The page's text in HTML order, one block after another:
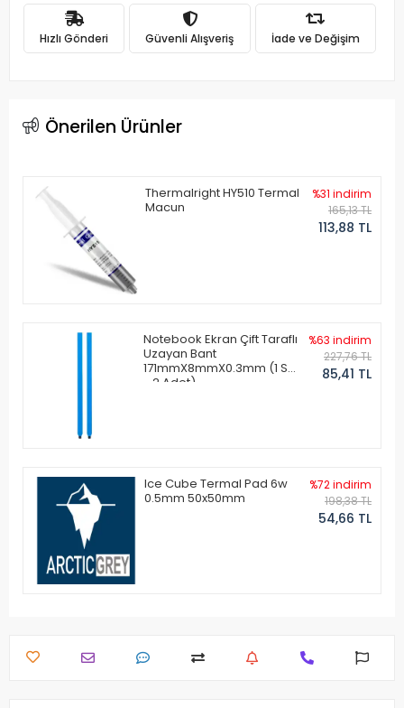
Hızlı Gönderi Güvenli Alışveriş İade ve Değişim
Önerilen Ürünler
Thermalright HY510 Termal
Macun
%31 indirim
165,13 TL
113,88 TL
Notebook Ekran Çift Taraflı
Uzayan Bant
171mmX8mmX0.3mm (1 Set
- 2 Adet)
%63 indirim
227,76 TL
85,41 TL
Ice Cube Termal Pad 6w
0.5mm 50x50mm
%72 indirim
198,38 TL
54,66 TL